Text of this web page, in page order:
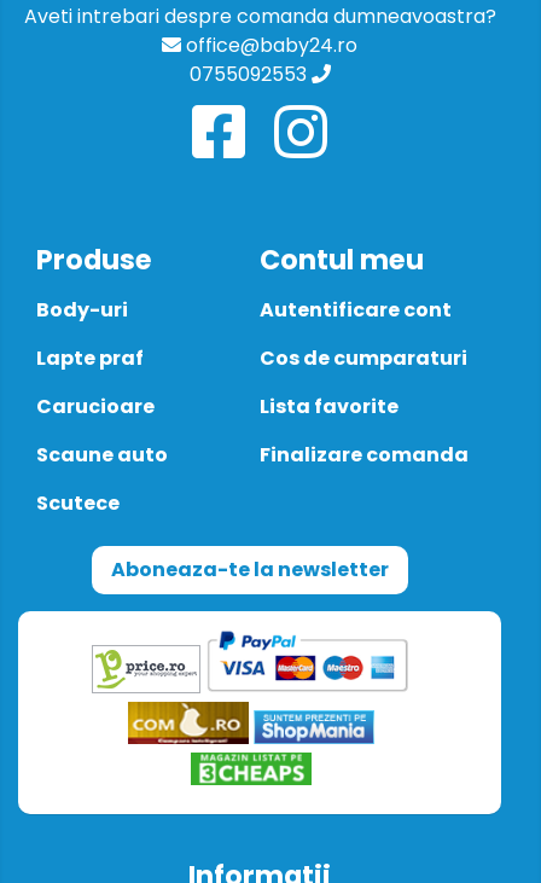
Aveti intrebari despre comanda dumneavoastra?
office@baby24.ro
0755092553
Produse
Body-uri
Lapte praf
Carucioare
Scaune auto
Scutece
Contul meu
Autentificare cont
Cos de cumparaturi
Lista favorite
Finalizare comanda
Aboneaza-te la newsletter